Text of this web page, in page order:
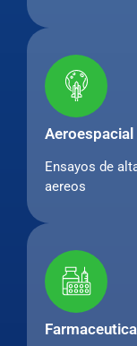
Aeroespacial
Ensayos de
aereos
Farmaceutica